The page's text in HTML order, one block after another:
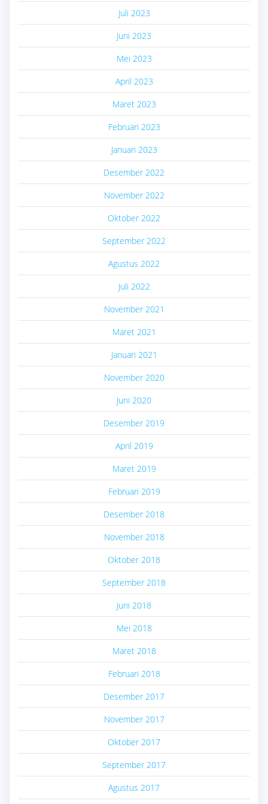
Juli 2023
Juni 2023
Mei 2023
April 2023
Maret 2023
Februari 2023
Januari 2023
Desember 2022
November 2022
Oktober 2022
September 2022
Agustus 2022
Juli 2022
November 2021
Maret 2021
Januari 2021
November 2020
Juni 2020
Desember 2019
April 2019
Maret 2019
Februari 2019
Desember 2018
November 2018
Oktober 2018
September 2018
Juni 2018
Mei 2018
Maret 2018
Februari 2018
Desember 2017
November 2017
Oktober 2017
September 2017
Agustus 2017